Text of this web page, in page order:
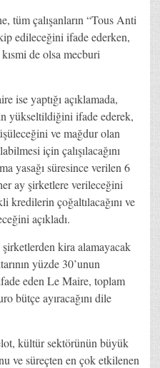
tüm çalışanların “Tous Anti
edileceğini ifade ederken,
kısmi de olsa mecburi
ise yaptığı açıklamada,
yükseltildiğini ifade ederek,
ve mağdur olan
için çalışılacağını
yasağı süresince verilen 6
ay şirketlere verileceğini
kredilerin çoğaltılacağını ve
açıkladı.
şirketlerden kira alamayacak
yüzde 30’unun
eden Le Maire, toplam
bütçe ayıracağını dile
kültür sektörünün büyük
ve süreçten en çok etkilenen